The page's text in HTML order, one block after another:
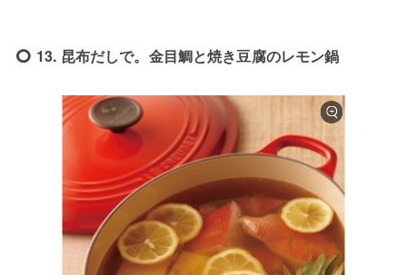
13. 昆布だしで。金目鯛と焼き豆腐のレモン鍋